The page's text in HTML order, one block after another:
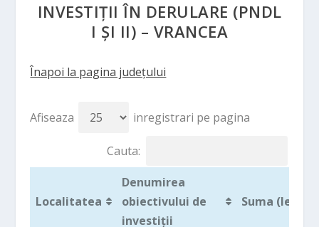
INVESTIȚII ÎN DERULARE (PNDL
I ȘI II) – VRANCEA
Înapoi la pagina județului
Afiseaza inregistrari pe pagina
Cauta:
Localitatea
Denumirea
obiectivului de
investiții
Suma (lei)